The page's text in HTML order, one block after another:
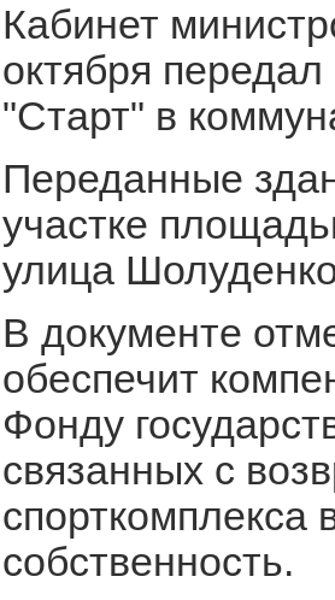
Кабинет
октября
"Старт" в
Переданные
участке
улица
В документе
обеспечит
Фонду
связанных с
спорткомплекса
собственность.